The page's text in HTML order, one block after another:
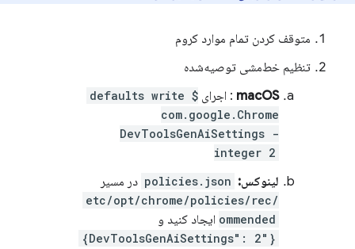
متوقف کردن تمام موارد کروم
تنظیم خط‌مشی توصیه‌شده
macOS : اجرای
$ defaults write
com.google.Chrome
DevToolsGenAiSettings -
integer 2
لینوکس: policies.json در مسیر
/etc/opt/chrome/policies/rec
ommended ایجاد کنید و
{"DevToolsGenAiSettings": 2}